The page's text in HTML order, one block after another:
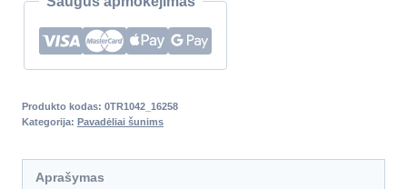
Produkto kodas: 0TR1042_16258
Kategorija: Pavadėliai šunims
Aprašymas